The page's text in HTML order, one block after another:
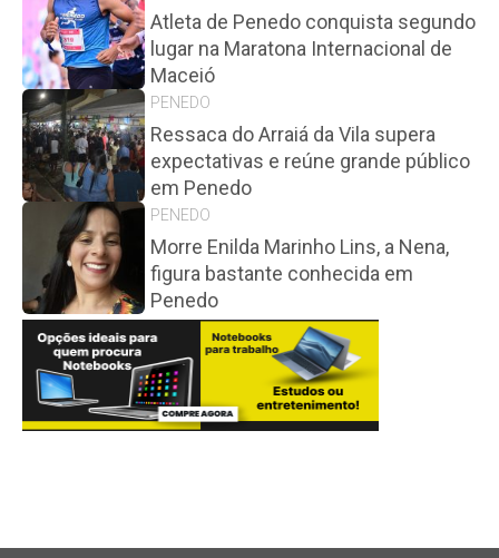
Atleta de Penedo conquista segundo
lugar na Maratona Internacional de
Maceió
PENEDO
Ressaca do Arraiá da Vila supera
expectativas e reúne grande público
em Penedo
PENEDO
Morre Enilda Marinho Lins, a Nena,
figura bastante conhecida em
Penedo